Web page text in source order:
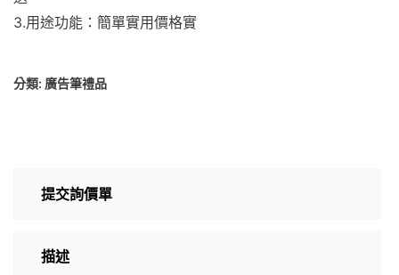
3.用途功能：簡單實用價格實
分類: 廣告筆禮品
提交詢價單
描述